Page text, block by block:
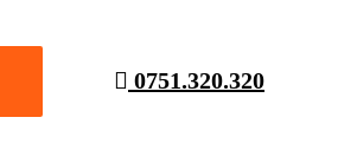
0751.320.320